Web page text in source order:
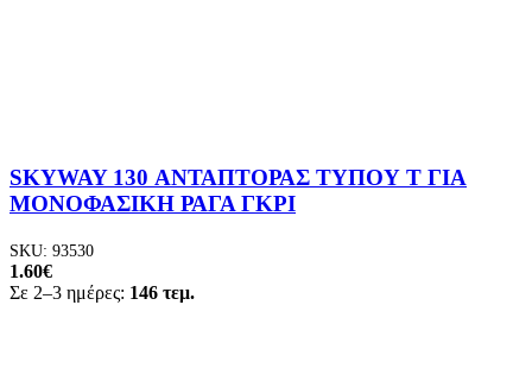
SKYWAY 130 ΑΝΤΑΠΤΟΡΑΣ ΤΥΠΟΥ T ΓΙΑ
ΜΟΝΟΦΑΣΙΚΗ ΡΑΓΑ ΓΚΡΙ
SKU: 93530
1.60€
Σε 2–3 ημέρες: 146 τεμ.